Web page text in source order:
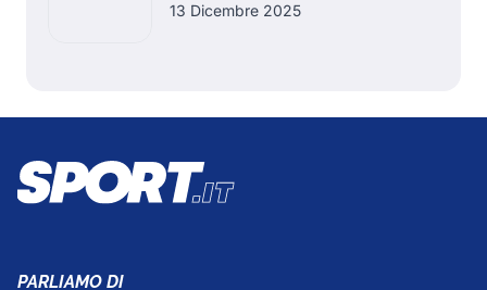
13 Dicembre 2025
PARLIAMO DI